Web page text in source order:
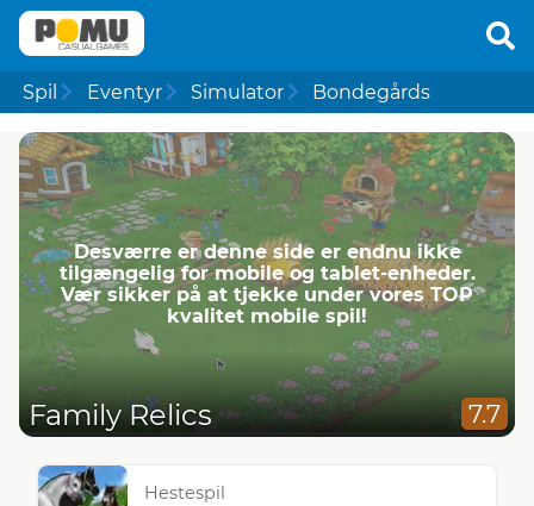
Spil Eventyr Simulator Bondegårds
Desværre er denne side er endnu ikke
tilgængelig for mobile og tablet-enheder.
Vær sikker på at tjekke under vores TOP
kvalitet mobile spil!
Family Relics 7.7
Hestespil